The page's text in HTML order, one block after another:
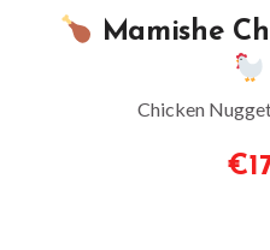
Mamishe
Chicken